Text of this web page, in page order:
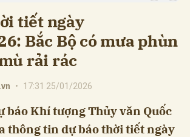
tiết ngày
Bắc Bộ có mưa phùn
rải rác
• 17:31 25/01/2026
báo Khí tượng Thủy văn Quốc
thông tin dự báo thời tiết ngày
Hủy